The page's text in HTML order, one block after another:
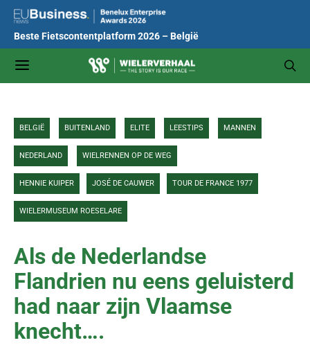
Beste Fietscontentplatform 2026 – België
BELGIË BUITENLAND ELITE LEESTIPS MANNEN
NEDERLAND WIELRENNEN OP DE WEG
HENNIE KUIPER JOSÉ DE CAUWER TOUR DE FRANCE 1977
WIELERMUSEUM ROESELARE
Als de Nederlandse
Flandrien nu eens geluisterd
had naar zijn Vlaamse
knecht….